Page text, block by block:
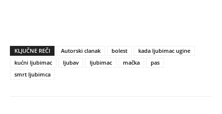
KLJUČNE REČI Autorski clanak bolest
kada ljubimac ugine
kućni ljubimac
ljubav ljubimac mačka
pas
smrt ljubimca